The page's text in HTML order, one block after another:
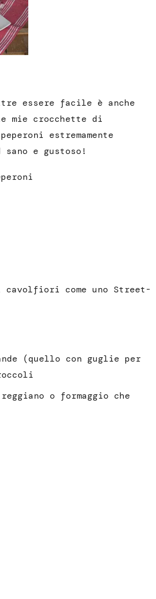
essere facile è anche
mie crocchette di
estremamente
e gustoso!
cavolfiori come uno Street-
(quello con guglie per
o formaggio che